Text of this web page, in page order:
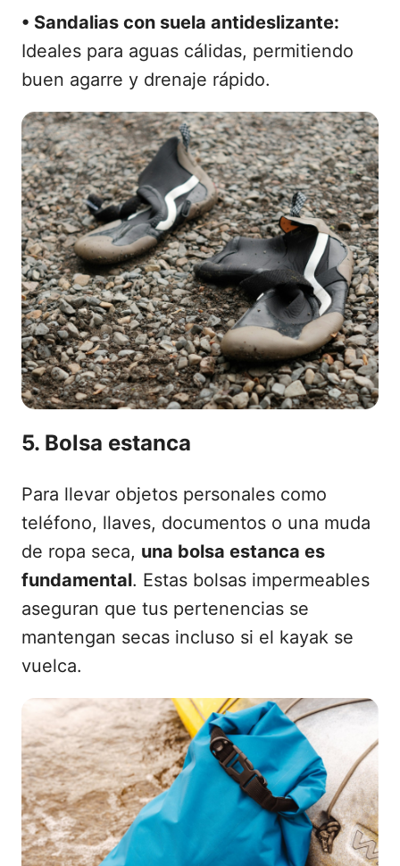
• Sandalias con suela antideslizante:
Ideales para aguas cálidas, permitiendo
buen agarre y drenaje rápido.
5. Bolsa estanca
Para llevar objetos personales como
teléfono, llaves, documentos o una muda
de ropa seca, una bolsa estanca es
fundamental. Estas bolsas impermeables
aseguran que tus pertenencias se
mantengan secas incluso si el kayak se
vuelca.